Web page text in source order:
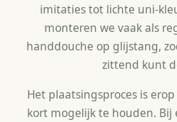
imitaties tot lichte uni-
monteren we vaak als
handdouche op glijstang,
zittend kunt
Het plaatsingsproces is
kort mogelijk te houden. Bij